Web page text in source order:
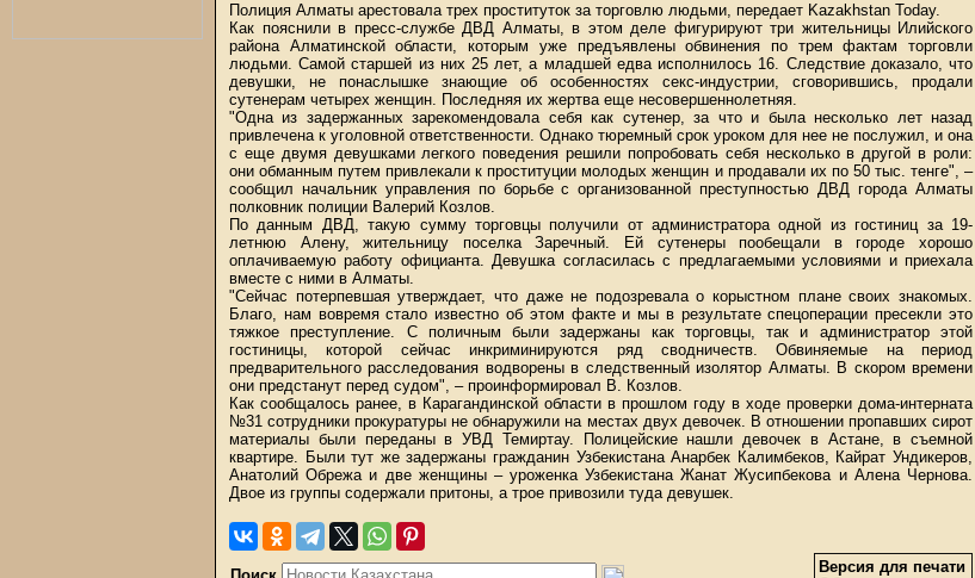
Полиция Алматы арестовала трех проституток за торговлю людьми, передает Kazakhstan Today.
Как пояснили в пресс-службе ДВД Алматы, в этом деле фигурируют три жительницы Илийского
района Алматинской области, которым уже предъявлены обвинения по трем фактам торговли
людьми. Самой старшей из них 25 лет, а младшей едва исполнилось 16. Следствие доказало, что
девушки, не понаслышке знающие об особенностях секс-индустрии, сговорившись, продали
сутенерам четырех женщин. Последняя их жертва еще несовершеннолетняя.
"Одна из задержанных зарекомендовала себя как сутенер, за что и была несколько лет назад
привлечена к уголовной ответственности. Однако тюремный срок уроком для нее не послужил, и она
с еще двумя девушками легкого поведения решили попробовать себя несколько в другой в роли:
они обманным путем привлекали к проституции молодых женщин и продавали их по 50 тыс. тенге", –
сообщил начальник управления по борьбе с организованной преступностью ДВД города Алматы
полковник полиции Валерий Козлов.
По данным ДВД, такую сумму торговцы получили от администратора одной из гостиниц за 19-
летнюю Алену, жительницу поселка Заречный. Ей сутенеры пообещали в городе хорошо
оплачиваемую работу официанта. Девушка согласилась с предлагаемыми условиями и приехала
вместе с ними в Алматы.
"Сейчас потерпевшая утверждает, что даже не подозревала о корыстном плане своих знакомых.
Благо, нам вовремя стало известно об этом факте и мы в результате спецоперации пресекли это
тяжкое преступление. С поличным были задержаны как торговцы, так и администратор этой
гостиницы, которой сейчас инкриминируются ряд сводничеств. Обвиняемые на период
предварительного расследования водворены в следственный изолятор Алматы. В скором времени
они предстанут перед судом", – проинформировал В. Козлов.
Как сообщалось ранее, в Карагандинской области в прошлом году в ходе проверки дома-интерната
№31 сотрудники прокуратуры не обнаружили на местах двух девочек. В отношении пропавших сирот
материалы были переданы в УВД Темиртау. Полицейские нашли девочек в Астане, в съемной
квартире. Были тут же задержаны гражданин Узбекистана Анарбек Калимбеков, Кайрат Ундикеров,
Анатолий Обрежа и две женщины – уроженка Узбекистана Жанат Жусипбекова и Алена Чернова.
Двое из группы содержали притоны, а трое привозили туда девушек.
Версия для печати